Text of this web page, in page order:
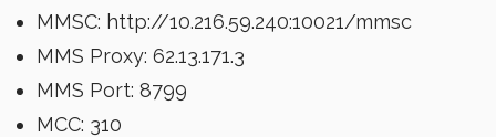
MMSC: http://10.216.59.240:10021/mmsc
MMS Proxy: 62.13.171.3
MMS Port: 8799
MCC: 310